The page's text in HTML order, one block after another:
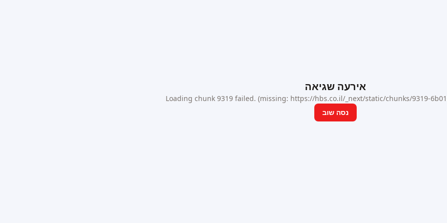
אירעה שגיאה
Loading chunk 9319 failed. (missing: https://hbs.co.il/_next/static/chunks/9319-
נסה שוב